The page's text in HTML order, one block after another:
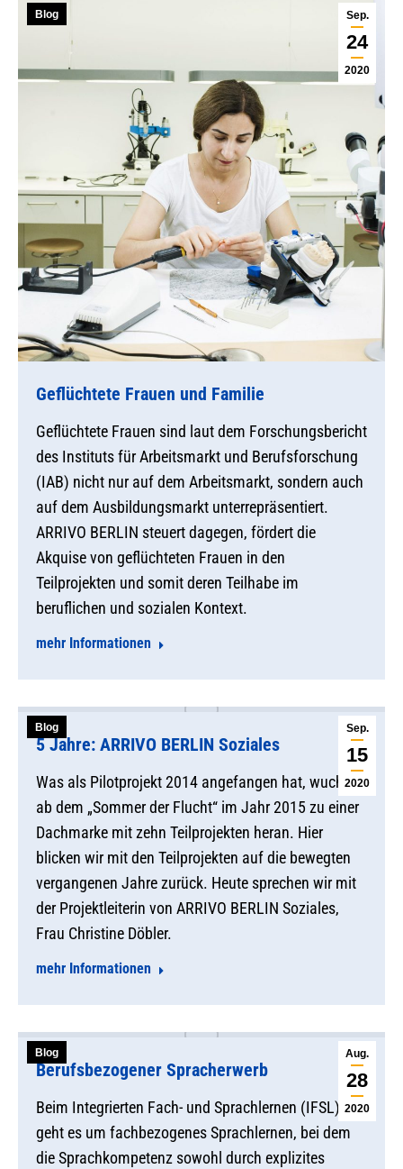
Sep.
24
2020
Blog
Geflüchtete Frauen und Familie
Geflüchtete Frauen sind laut dem Forschungsbericht
des Instituts für Arbeitsmarkt und Berufsforschung
(IAB) nicht nur auf dem Arbeitsmarkt, sondern auch
auf dem Ausbildungsmarkt unterrepräsentiert.
ARRIVO BERLIN steuert dagegen, fördert die
Akquise von geflüchteten Frauen in den
Teilprojekten und somit deren Teilhabe im
beruflichen und sozialen Kontext.
mehr Informationen
Sep.
15
2020
Blog
5 Jahre: ARRIVO BERLIN Soziales
Was als Pilotprojekt 2014 angefangen hat, wuchs
ab dem „Sommer der Flucht“ im Jahr 2015 zu einer
Dachmarke mit zehn Teilprojekten heran. Hier
blicken wir mit den Teilprojekten auf die bewegten
vergangenen Jahre zurück. Heute sprechen wir mit
der Projektleiterin von ARRIVO BERLIN Soziales,
Frau Christine Döbler.
mehr Informationen
Aug.
28
2020
Blog
Berufsbezogener Spracherwerb
Beim Integrierten Fach- und Sprachlernen (IFSL)
geht es um fachbezogenes Sprachlernen, bei dem
die Sprachkompetenz sowohl durch explizites